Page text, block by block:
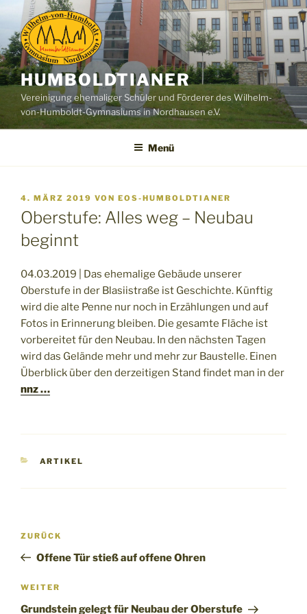
Inhalt
springen
HUMBOLDTIANER
Vereinigung ehemaliger Schüler und Förderer des Wilhelm-
von-Humboldt-Gymnasiums in Nordhausen e.V.
Menü
VERÖFFENTLICHT
AM
4. MÄRZ 2019 VON EOS-HUMBOLDTIANER
Oberstufe: Alles weg – Neubau
beginnt
04.03.2019 | Das ehemalige Gebäude unserer
Oberstufe in der Blasiistraße ist Geschichte. Künftig
wird die alte Penne nur noch in Erzählungen und auf
Fotos in Erinnerung bleiben. Die gesamte Fläche ist
vorbereitet für den Neubau. In den nächsten Tagen
wird das Gelände mehr und mehr zur Baustelle. Einen
Überblick über den derzeitigen Stand findet man in der
nnz …
KATEGORIEN
ARTIKEL
Beitragsnavigation
Vorheriger
Beitrag
ZURÜCK
Offene Tür stieß auf offene Ohren
Nächster
Beitrag
WEITER
Grundstein gelegt für Neubau der Oberstufe